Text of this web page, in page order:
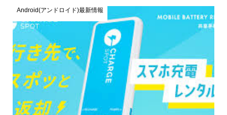
Android(アンドロイド)最新情報